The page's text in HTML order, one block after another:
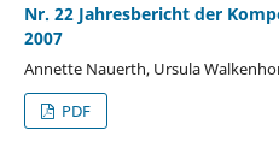
Nr. 22 Jahresbericht der
2007
Annette Nauerth, Ursula
PDF